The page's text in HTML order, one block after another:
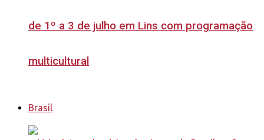
de 1º a 3 de julho em Lins com programação
multicultural
Brasil